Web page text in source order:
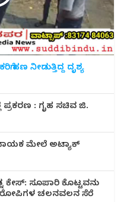
ಹಣ ನೀಡುತ್ತಿದ್ದ ದೃಶ್ಯ
ಪ್ರಕರಣ : ಗೃಹ ಸಚಿವ ಜಿ.
ನಾಯಕ ಮೇಲೆ ಅಟ್ಯಾಕ್
ಕೇಸ್: ಸೂಪಾರಿ ಕೊಟ್ಟವನು
ಚಲನವಲನ ಸೆರೆ